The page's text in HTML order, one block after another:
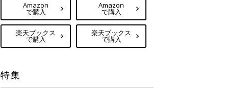
Amazon
で購入
楽天ブックス
で購入
Amazon
で購入
楽天ブックス
で購入
特集